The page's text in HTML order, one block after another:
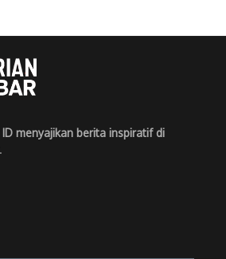
menyajikan berita inspiratif di
.